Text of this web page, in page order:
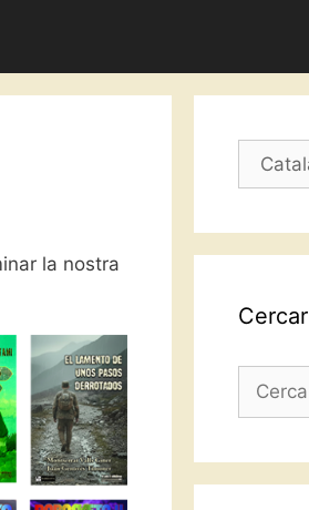
la nostra
Trieu
Cercar
Cerca: